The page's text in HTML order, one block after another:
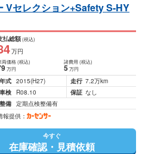
Vセレクション+Safety S-HY
払総額(税込)
万円
両価格(税込)
万円
諸費用 (税込)
5 万円
年式 2015(H27) 走行 7.2万km
車検
R08.10 保証 なし
整備 定期点検整備有
報提供：
今すぐ
在庫確認・見積依頼